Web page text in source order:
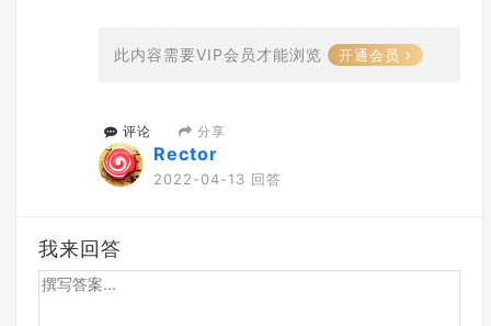
此内容需要VIP会员才能浏览 开通会员
评论 分享
Rector
2022-04-13 回答
我来回答